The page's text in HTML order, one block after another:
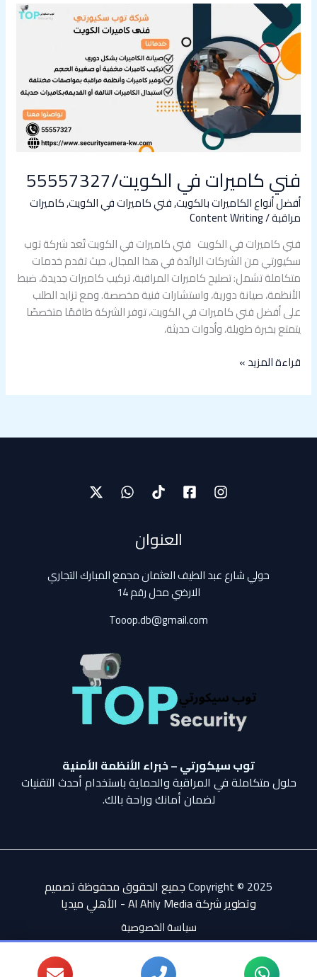
فني كاميرات في الكويت/55557327
أفضل أنواع الكاميرات بالكويت,فني كاميرات في الكويت,كاميرات
مراقبة/
Content Writing
فني كاميرات في الكويت فني كاميرات في الكويت تُعد شركة توب
سكيورتي من الشركات الرائدة في هذا المجال، حيث تقدم خدمات
متكاملة تشمل: تصليح كاميرات المراقبة، تركيب كاميرات جديدة، ضبط
الأنظمة، صيانة دورية، واستشارات فنية مخصصة. ومع تزايد الطلب
على أفضل فني كاميرات في الكويت، توفر الشركة طاقمًا متخصصًا
يتمتع بخبرة طويلة، وأدوات حديثة،
فني
كاميرات
في
الكويت/55557327
قراءة المزيد »
العنوان
حولي شارع عبد الطيف العثمان مجمع المبارك التجاري
الارضي محل رقم 14
Tooop.db@gmail.com
توب سيكورتي – خبراء الأنظمة الأمنية
حلول متكاملة في المراقبة والحماية باستخدام أحدث التقنيات
لضمان أمانك وراحة بالك.
Copyright © 2025جميع الحقوق محفوظة تصميم
وتطوير شركة Al Ahly Media - الأهلي ميدي
ا
سياسة الخصوصية